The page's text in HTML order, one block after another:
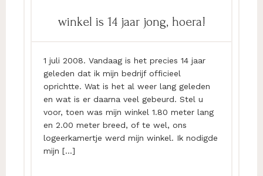
winkel is 14 jaar jong, hoera!
1 juli 2008. Vandaag is het precies 14 jaar
geleden dat ik mijn bedrijf officieel
oprichtte. Wat is het al weer lang geleden
en wat is er daarna veel gebeurd. Stel u
voor, toen was mijn winkel 1.80 meter lang
en 2.00 meter breed, of te wel, ons
logeerkamertje werd mijn winkel. Ik nodigde
mijn […]